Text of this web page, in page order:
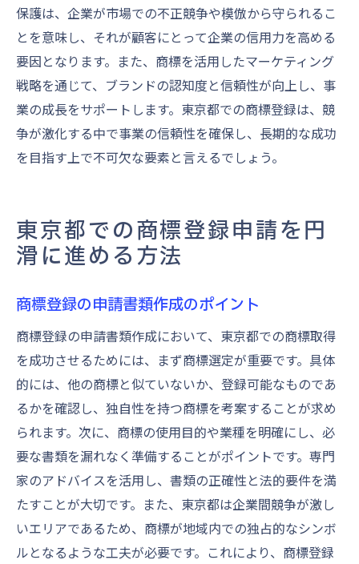
保護は、企業が市場での不正競争や模倣から守られるこ
とを意味し、それが顧客にとって企業の信用力を高める
要因となります。また、商標を活用したマーケティング
戦略を通じて、ブランドの認知度と信頼性が向上し、事
業の成長をサポートします。東京都での商標登録は、競
争が激化する中で事業の信頼性を確保し、長期的な成功
を目指す上で不可欠な要素と言えるでしょう。
東京都での商標登録申請を円
滑に進める方法
商標登録の申請書類作成のポイント
商標登録の申請書類作成において、東京都での商標取得
を成功させるためには、まず商標選定が重要です。具体
的には、他の商標と似ていないか、登録可能なものであ
るかを確認し、独自性を持つ商標を考案することが求め
られます。次に、商標の使用目的や業種を明確にし、必
要な書類を漏れなく準備することがポイントです。専門
家のアドバイスを活用し、書類の正確性と法的要件を満
たすことが大切です。また、東京都は企業間競争が激し
いエリアであるため、商標が地域内での独占的なシンボ
ルとなるような工夫が必要です。これにより、商標登録